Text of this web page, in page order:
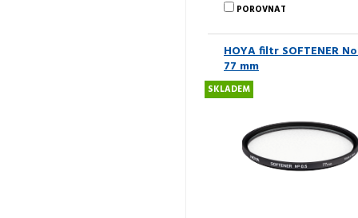
POROVNAT
HOYA filtr SOFTENER
77 mm
SKLADEM